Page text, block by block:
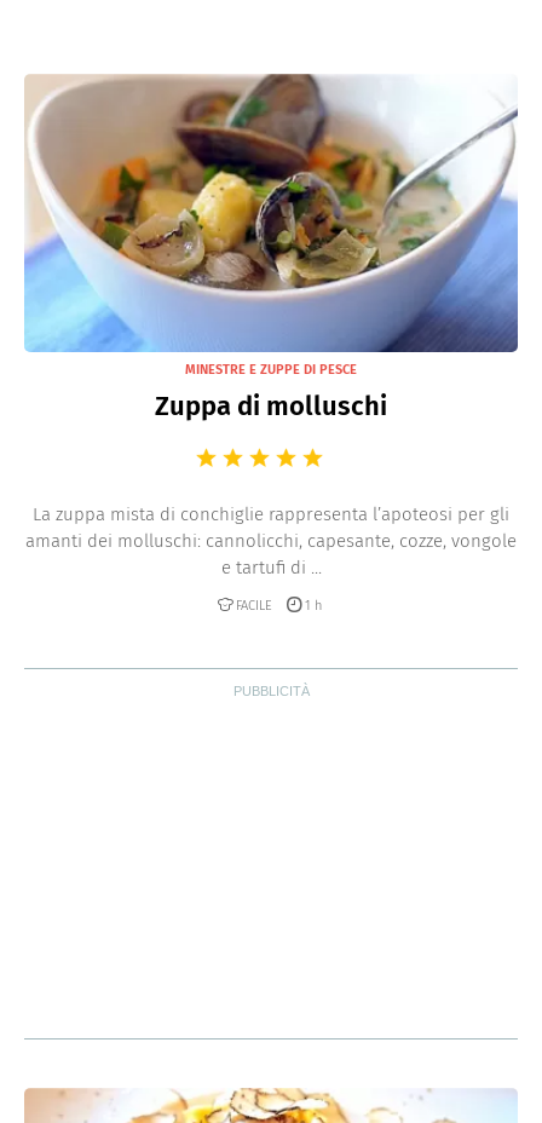
MINESTRE E ZUPPE DI PESCE
Zuppa di molluschi
La zuppa mista di conchiglie rappresenta l’apoteosi per gli
amanti dei molluschi: cannolicchi, capesante, cozze, vongole
e tartufi di ...
FACILE 1 h